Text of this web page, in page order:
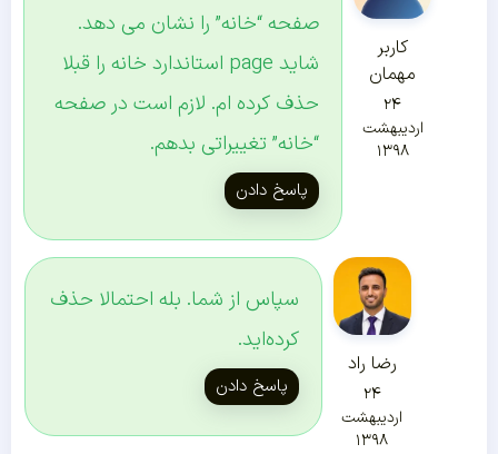
کاربر
مهمان
۲۴
اردیبهشت
۱۳۹۸
صفحه “خانه” را نشان می دهد.
شاید page استاندارد خانه را قبلا
حذف کرده ام. لازم است در صفحه
“خانه” تغییراتی بدهم.
پاسخ دادن
رضا راد
۲۴
اردیبهشت
۱۳۹۸
سپاس از شما. بله احتمالا حذف
کرده‌اید.
پاسخ دادن